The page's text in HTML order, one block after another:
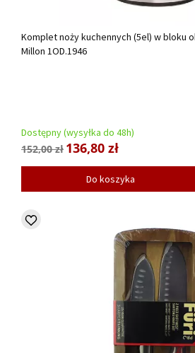
Komplet noży kuchennych (5el) w bloku
Millon 1OD.1946
Dostępny (wysyłka do 48h)
152,00 zł 136,80 zł
Do koszyka